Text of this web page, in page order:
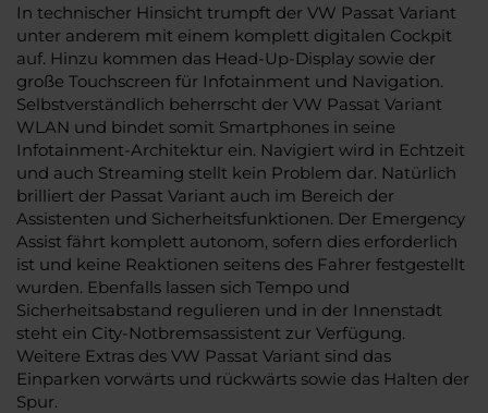
In technischer Hinsicht trumpft der VW Passat Variant
unter anderem mit einem komplett digitalen Cockpit
auf. Hinzu kommen das Head-Up-Display sowie der
große Touchscreen für Infotainment und Navigation.
Selbstverständlich beherrscht der VW Passat Variant
WLAN und bindet somit Smartphones in seine
Infotainment-Architektur ein. Navigiert wird in Echtzeit
und auch Streaming stellt kein Problem dar. Natürlich
brilliert der Passat Variant auch im Bereich der
Assistenten und Sicherheitsfunktionen. Der Emergency
Assist fährt komplett autonom, sofern dies erforderlich
ist und keine Reaktionen seitens des Fahrer festgestellt
wurden. Ebenfalls lassen sich Tempo und
Sicherheitsabstand regulieren und in der Innenstadt
steht ein City-Notbremsassistent zur Verfügung.
Weitere Extras des VW Passat Variant sind das
Einparken vorwärts und rückwärts sowie das Halten der
Spur.